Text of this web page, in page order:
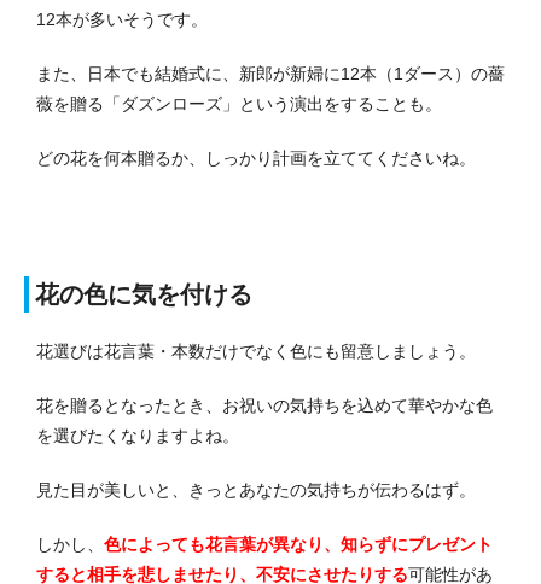
12本が多いそうです。
また、日本でも結婚式に、新郎が新婦に12本（1ダース）の薔
薇を贈る「ダズンローズ」という演出をすることも。
どの花を何本贈るか、しっかり計画を立ててくださいね。
花の色に気を付ける
花選びは花言葉・本数だけでなく色にも留意しましょう。
花を贈るとなったとき、お祝いの気持ちを込めて華やかな色
を選びたくなりますよね。
見た目が美しいと、きっとあなたの気持ちが伝わるはず。
しかし、 色によっても花言葉が異なり、知らずにプレゼント
すると相手を悲しませたり、不安にさせたりする可能性があ